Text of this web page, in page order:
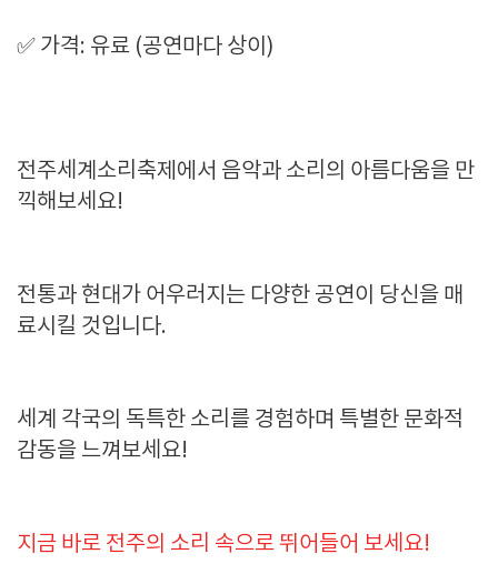
✅ 가격: 유료 (공연마다 상이)
전주세계소리축제에서 음악과 소리의 아름다움을 만
끽해보세요!
전통과 현대가 어우러지는 다양한 공연이 당신을 매
료시킬 것입니다.
세계 각국의 독특한 소리를 경험하며 특별한 문화적
감동을 느껴보세요!
지금 바로 전주의 소리 속으로 뛰어들어 보세요!